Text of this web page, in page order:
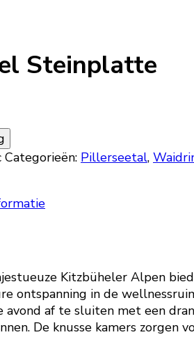
Steinplatte
Categorieën: Pillerseetal,
Kitzbüheler Alpen
ontspanning in de
avond af te sluiten met een
De knusse kamers zorgen